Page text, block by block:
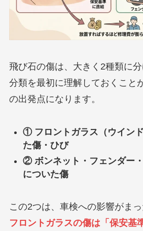
飛び石の傷は、大きく2種類に
分類を最初に理解しておくこと
の出発点になります。
① フロントガラス（ウイン
た傷・ひび
② ボンネット・フェンダー
についた傷
この2つは、車検への影響がまっ
フロントガラスの傷は「保安基